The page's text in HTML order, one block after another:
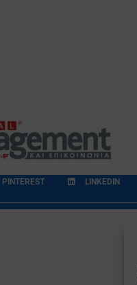
PINTEREST LINKEDIN